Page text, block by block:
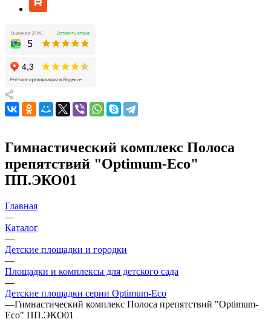
Гимнастический комплекс Полоса
препятствий "Оptimum-Еco"
ПП.ЭКО01
Главная
—
Каталог
—
Детские площадки и городки
—
Площадки и комплексы для детского сада
—
Детские площадки серии Оptimum-Еco
—Гимнастический комплекс Полоса препятствий "Оptimum-
Еco" ПП.ЭКО01